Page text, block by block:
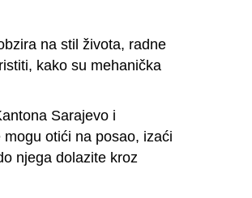
na stil života, radne
kako su mehanička
Sarajevo i
otići na posao, izaći
njega dolazite kroz